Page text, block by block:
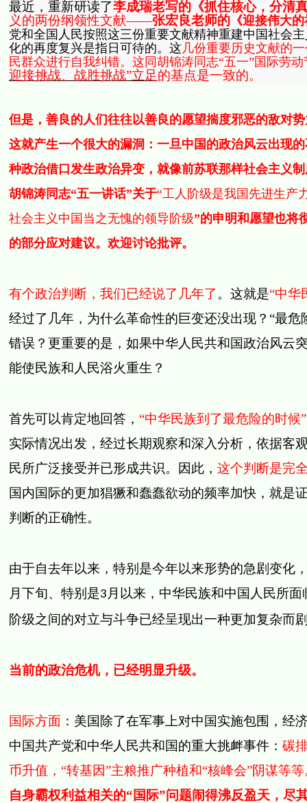
最近，重新研读了李成瑞老写的《抓住核心，分清
义的两份纲领性文献——张宏良老师的 《迎接伟大
党和全国人民按照这三份重要文献精神重建中国社会
化的再度复兴是指日可待的。这几份重要历史文献的
民群众进行自我纠错。这同胡锦涛同志“五一”国际劳动
迎接挑战、战胜挑战”立足的基点是一致的。
但是，善良的人们往往以善良的愿望揣度邪恶的敌对
这就产生一个很大的漏洞：一旦中国的政治风云出现
种政治借口发生政治异变，就像前苏联那样社会主义
胡锦涛同志“五一讲话”关于“工人阶级是我国先进生产
社会主义中国当之无愧的领导阶级”的申明和愿望也将
的部分应对建议。欢迎讨论批评。
有个政治判断，我们已经说了几年了 。这就是“中华
经过了几年，为什么革命性的巨变还没出现？“最
错误？更重要的是，如果中华人民共和国政治风云
能使民族和人民浴火重生？
首先可以肯定地回答， “中华民族到了最危险的时候”
实际情况出发，经过长期观察和深入分析，依据客
民所广泛接受并已形成共识。因此， 这个判断是完
国内国际的更加猖獗和蠢蠢欲动的频率加快，就是
判断的正确性。
由于自去年以来，特别是今年以来形势的急剧变化
月下旬、特别是3 月以来，中华民族和中国人民所
阶级之间的对立与斗争已经呈现出一种更加复杂而
当前的政治危机，已经明显升级。
国际方面 ：美国除了在军事上对中国实施包围，经
中国共产党和中华人民共和国的重大挑衅事件： 碳
币升值，“转基因”主粮推广种植和“核峰会”阴谋等
自身霸权利益相关的“国际”问题闹得沸反盈天，尽